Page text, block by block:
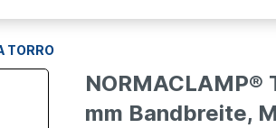
TORRO
NORMACLAMP®
mm Bandbreite,